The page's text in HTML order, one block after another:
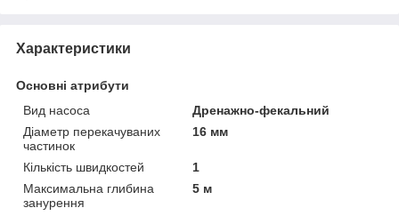
Характеристики
Основні атрибути
Вид насоса
Дренажно-фекальний
Діаметр перекачуваних
частинок
16 мм
Кількість швидкостей
1
Максимальна глибина
занурення
5 м